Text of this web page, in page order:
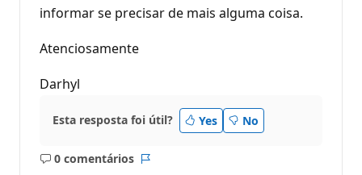
informar se precisar de mais alguma coisa.
Atenciosamente
Darhyl
Esta resposta foi útil? Yes No
0 comentários
Sem